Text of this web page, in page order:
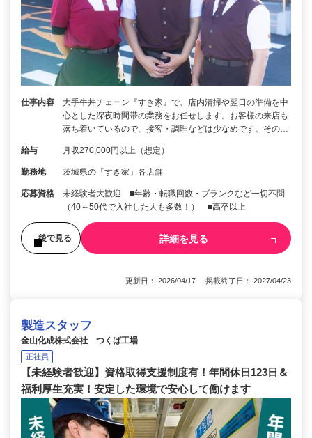
仕事内容
大手牛丼チェーン『すき家』で、店内清掃や翌日の準備を中
心とした深夜時間帯の業務をお任せします。お客様の来店も
落ち着いているので、接客・調理などは少なめです。その…
給与 月収270,000円以上（想定）
勤務地 茨城県の「すき家」各店舗
応募資格
未経験者大歓迎 ■年齢・転職回数・ブランクなど一切不問
（40～50代で入社した人も多数！） ■高卒以上
後で見る 詳細を見る
更新日： 2026/04/17 掲載終了日： 2027/04/23
製造スタッフ
金山化成株式会社 つくば工場
正社員
【未経験者歓迎】資格取得支援制度有！年間休日123日＆
福利厚生充実！安定した環境で安心して働けます